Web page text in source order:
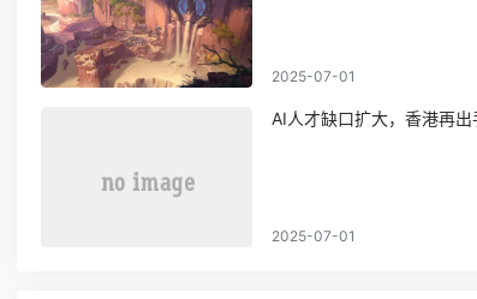
2025-07-01
AI人才缺口扩大，香港再出
2025-07-01